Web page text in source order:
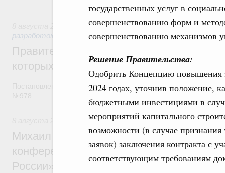
государственных услуг в
совершенствованию форм и
совершенствованию механизмов
Решение Правительства:
Одобрить Концепцию повышения
2024 годах, уточнив положение,
бюджетными инвестициями в
мероприятий капитального
возможности (в случае
заявок) заключения контракта с
соответствующим требованиям
8 августа, суббота
Государственная политика в сфере
разработок
Правительство расширило перечень
которых освобождаются от НДФЛ
Постановление от 5 августа 2026 года
Отрасль информационных технологий
Михаил Мишустин дал поручения по
конференции «Цифровая индустрия
России»